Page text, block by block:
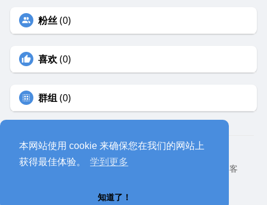
本网站使用 cookie 来确保您在我们的网站上
获得最佳体验。
学到更多
知道了！
粉丝(0)
喜欢 (0)
群组(0)
© 2026 eyeoo
首页
关于 联系我们 隐私政策
网站博客